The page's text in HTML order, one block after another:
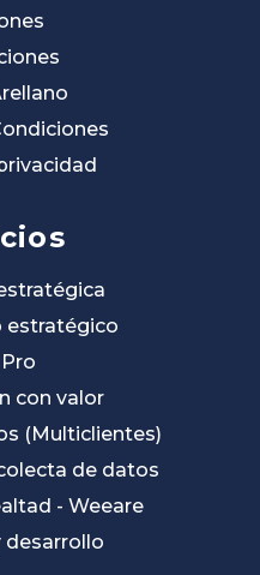
estratégico
con valor
(Multiclientes)
de datos
- Weeare
desarrollo